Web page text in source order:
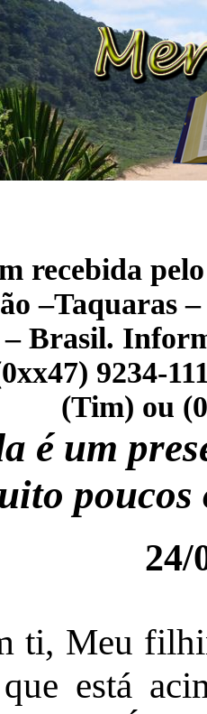
recebida
–Taquaras
Brasil.
9234-
(Tim) ou
é um
poucos
24/
Meu
está